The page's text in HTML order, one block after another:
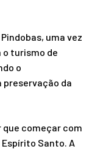
uma vez
o turismo de
o
preservação da
que começar com
Santo. A